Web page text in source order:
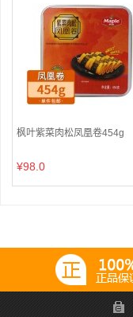
枫叶紫菜肉松凤凰卷454g
¥98.0